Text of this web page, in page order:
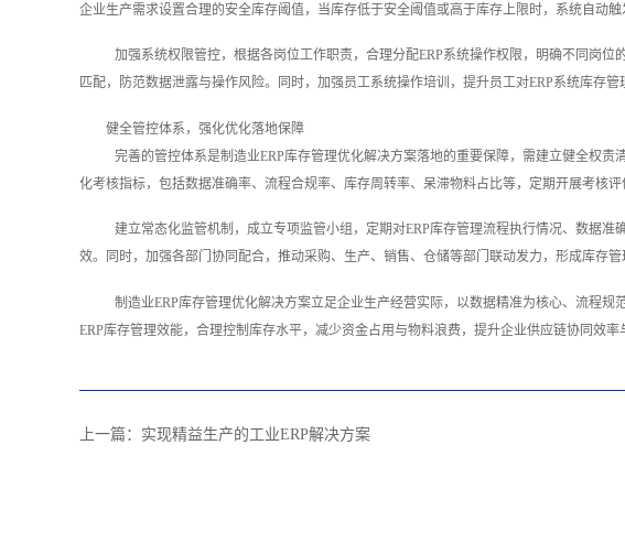
企业生产需求设置合理的安全库存阈值，当库存低于安全阈值或高于库存上限时，系统自动
加强系统权限管控，根据各岗位工作职责，合理分配ERP系统操作权限，明确不同岗
匹配，防范数据泄露与操作风险。同时，加强员工系统操作培训，提升员工对ERP系统库存
健全管控体系，强化优化落地保障
完善的管控体系是制造业ERP库存管理优化解决方案落地的重要保障，需建立健全权
化考核指标，包括数据准确率、流程合规率、库存周转率、呆滞物料占比等，定期开展考核
建立常态化监管机制，成立专项监管小组，定期对ERP库存管理流程执行情况、数据
效。同时，加强各部门协同配合，推动采购、生产、销售、仓储等部门联动发力，形成库存
制造业ERP库存管理优化解决方案立足企业生产经营实际，以数据精准为核心、流程
ERP库存管理效能，合理控制库存水平，减少资金占用与物料浪费，提升企业供应链协同效率
上一篇： 实现精益生产的工业ERP解决方案